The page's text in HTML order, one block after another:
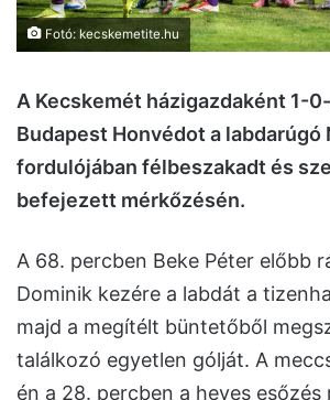
Fotó: kecskemetite.hu
A Kecskemét házigazdaként 1-
Budapest Honvédot a labdarúgó
fordulójában félbeszakadt és
befejezett mérkőzésén.
A 68. percben Beke Péter előbb
Dominik kezére a labdát a
majd a megítélt büntetőből
találkozó egyetlen gólját. A
én a 28. percben a heves